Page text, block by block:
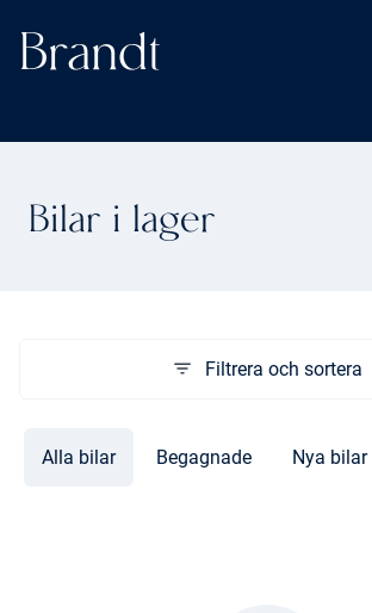
Brandt
Bilar i lager
Filtrera och sortera
Alla bilar Begagnade Nya bilar